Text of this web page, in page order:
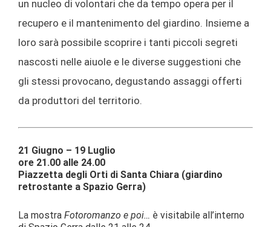
un nucleo di volontari che da tempo opera per il
recupero e il mantenimento del giardino. Insieme a
loro sarà possibile scoprire i tanti piccoli segreti
nascosti nelle aiuole e le diverse suggestioni che
gli stessi provocano, degustando assaggi offerti
da produttori del territorio.
21 Giugno – 19 Luglio
ore 21.00 alle 24.00
Piazzetta degli Orti di Santa Chiara (giardino
retrostante a Spazio Gerra)
La mostra Fotoromanzo e poi… è visitabile all’interno